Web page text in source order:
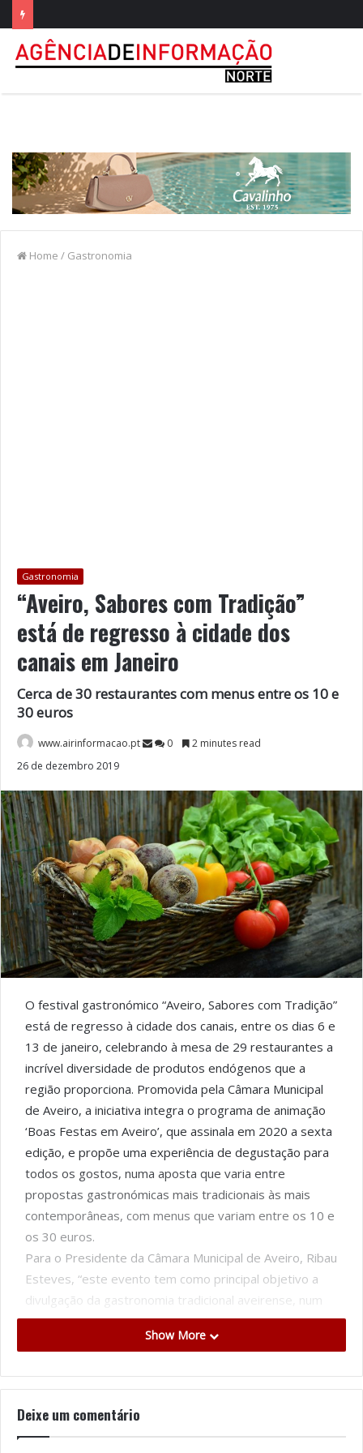
Home / Gastronomia
Gastronomia
“Aveiro, Sabores com Tradição”
está de regresso à cidade dos
canais em Janeiro
Cerca de 30 restaurantes com menus entre os 10 e
30 euros
www.airinformacao.pt 0
2 minutes read
26 de dezembro 2019
O festival gastronómico “Aveiro, Sabores com Tradição”
está de regresso à cidade dos canais, entre os dias 6 e
13 de janeiro, celebrando à mesa de 29 restaurantes a
incrível diversidade de produtos endógenos que a
região proporciona. Promovida pela Câmara Municipal
de Aveiro, a iniciativa integra o programa de animação
‘Boas Festas em Aveiro’, que assinala em 2020 a sexta
edição, e propõe uma experiência de degustação para
todos os gostos, numa aposta que varia entre
propostas gastronómicas mais tradicionais às mais
contemporâneas, com menus que variam entre os 10 e
os 30 euros.
Para o Presidente da Câmara Municipal de Aveiro, Ribau
Esteves, “este evento tem como principal objetivo a
divulgação da gastronomia tradicional aveirense, num
momento único no ano, em que festejamos o Natal, o
Ano Novo e a festa em honra de São Gonçalinho. Esta é
nossos cidadãos, e a quem nos visita por esta altura,
Show More
Deixe um comentário